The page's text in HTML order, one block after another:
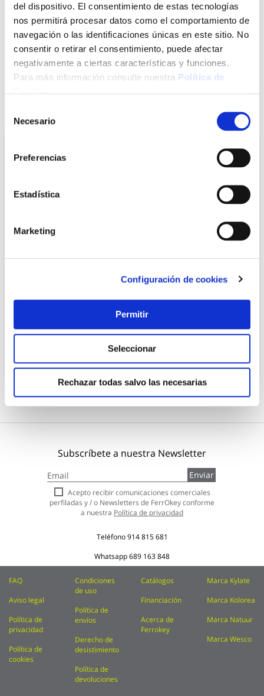
del dispositivo. El consentimiento de estas tecnologías
nos permitirá procesar datos como el comportamiento de
navegación o las identificaciones únicas en este sitio. No
consentir o retirar el consentimiento, puede afectar
negativamente a ciertas características y funciones.
Para más información consulte nuestra Política de
Necesario
Preferencias
Estadística
Marketing
Configuración de cookies
Permitir
Seleccionar
Rechazar todas salvo las necesarias
Agotado
Introduce tu e-mail y te avisaremos si el artículo vuelve a
estar disponible.
Avisarme
Travel blue
10,97 €
Añadir al carrito
Subscríbete a nuestra Newsletter
a
nuestro
boletín
de
Enviar
Acepto recibir comunicaciones comerciales
perfiladas y / o Newsletters de FerrOkey conforme
a nuestra Política de privacidad
Teléfono914 815 681
Whatsapp689 163 848
FAQ
Aviso legal
Política de
privacidad
Política de
cookies
Condiciones
de uso
Política de
envíos
Derecho de
desistimiento
Política de
devoluciones
Catálogos
Financiación
Acerca de
Ferrokey
Marca Kylate
Marca Kolorea
Marca Natuur
Marca Wesco